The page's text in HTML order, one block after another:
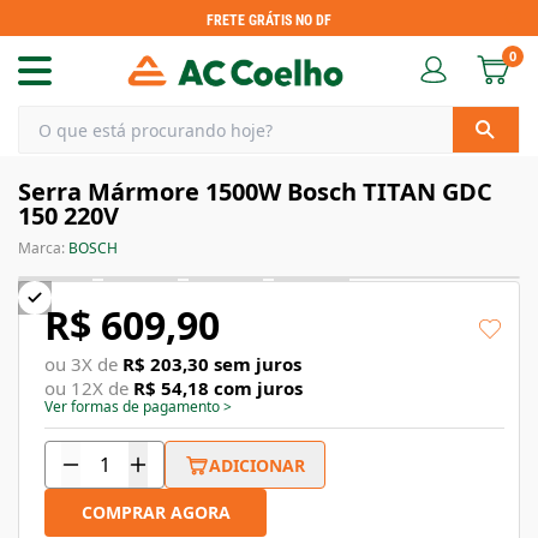
FRETE GRÁTIS NO DF
0
Serra Mármore 1500W Bosch TITAN GDC
150 220V
Marca: BOSCH
R$ 609,90
ou 3X de R$ 203,30 sem juros
ou 12X de R$ 54,18 com juros
Ver formas de pagamento>
ADICIONAR
COMPRAR AGORA